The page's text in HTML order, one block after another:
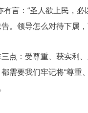
有言：“圣人欲上民，
。领导怎么对待下属
点：受尊重、获实利
需要我们牢记将“尊重